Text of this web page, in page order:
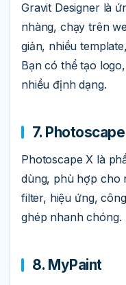
Gravit Designer là
nhàng, chạy trên
giản, nhiều
Bạn có thể tạo
nhiều định dạng.
7.
Photoscape X là
dùng, phù hợp cho
filter, hiệu ứng,
ghép nhanh chóng.
8. MyPaint